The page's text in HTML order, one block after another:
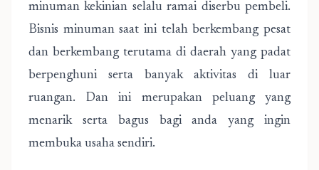
minuman kekinian selalu ramai diserbu pembeli.
Bisnis minuman saat ini telah berkembang pesat
dan berkembang terutama di daerah yang padat
berpenghuni serta banyak aktivitas di luar
ruangan. Dan ini merupakan peluang yang
menarik serta bagus bagi anda yang ingin
membuka usaha sendiri.